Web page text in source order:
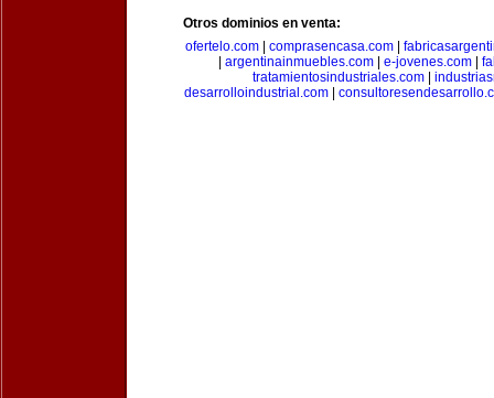
Otros dominios en venta:
ofertelo.com| comprasencasa.com|
argentinainmuebles.com| e-jovenes.com|
tratamientosindustriales.com
desarrolloindustrial.com|